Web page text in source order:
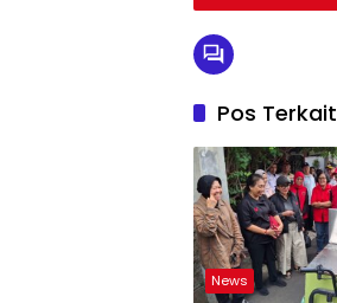
Pos Terkait
News